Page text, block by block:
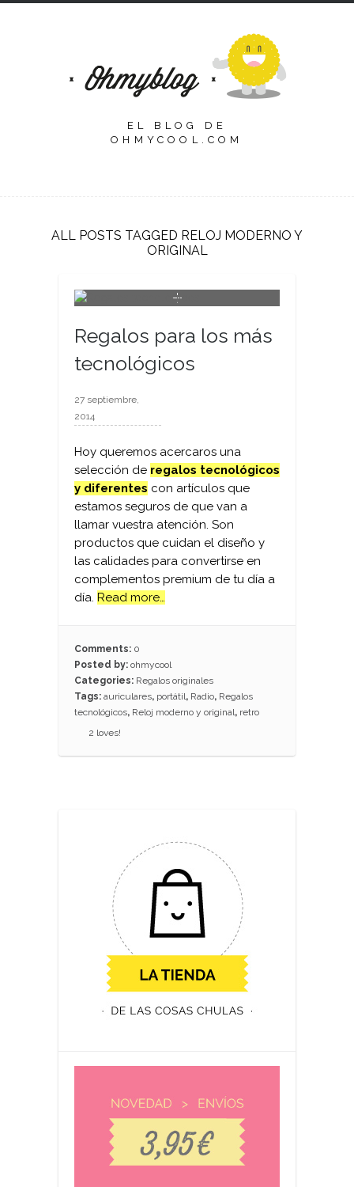
EL BLOG DE
OHMYCOOL.COM
ALL POSTS TAGGED RELOJ MODERNO Y
ORIGINAL
Regalos para los más
tecnológicos
27 septiembre,
2014
Hoy queremos acercaros una
selección de regalos tecnológicos
y diferentes con artículos que
estamos seguros de que van a
llamar vuestra atención. Son
productos que cuidan el diseño y
las calidades para convertirse en
complementos premium de tu día a
día. Read more…
Comments: 0
Posted by: ohmycool
Categories: Regalos originales
Tags: auriculares, portátil, Radio, Regalos
tecnológicos, Reloj moderno y original, retro
2 loves!